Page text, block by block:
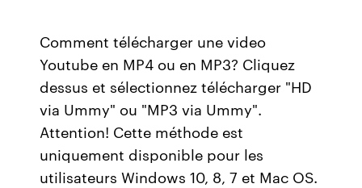
Comment télécharger une video
Youtube en MP4 ou en MP3? Cliquez
dessus et sélectionnez télécharger "HD
via Ummy" ou "MP3 via Ummy".
Attention! Cette méthode est
uniquement disponible pour les
utilisateurs Windows 10, 8, 7 et Mac OS.